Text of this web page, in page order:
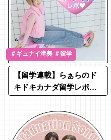
＃ギュナイ滝美 ＃留学
【留学連載】らぁらのド
キドキカナダ留学レポー